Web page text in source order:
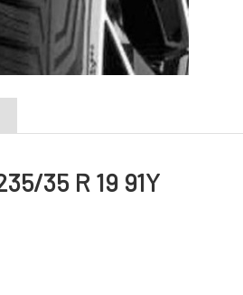
35 R 19 91Y